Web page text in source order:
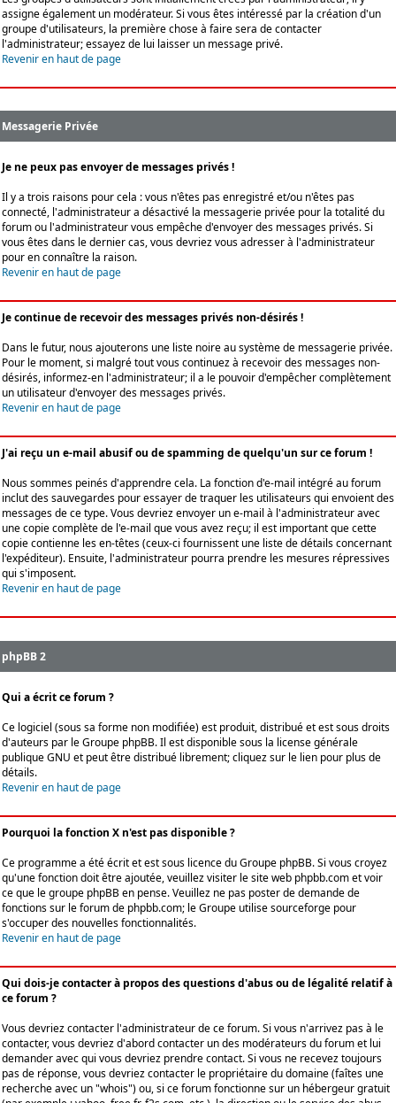
assigne également un modérateur. Si vous êtes intéressé par la création d'un
groupe d'utilisateurs, la première chose à faire sera de contacter
l'administrateur; essayez de lui laisser un message privé.
Revenir en haut de page
Messagerie Privée
Je ne peux pas envoyer de messages privés !
Il y a trois raisons pour cela : vous n'êtes pas enregistré et/ou n'êtes pas
connecté, l'administrateur a désactivé la messagerie privée pour la totalité du
forum ou l'administrateur vous empêche d'envoyer des messages privés. Si
vous êtes dans le dernier cas, vous devriez vous adresser à l'administrateur
pour en connaître la raison.
Revenir en haut de page
Je continue de recevoir des messages privés non-désirés !
Dans le futur, nous ajouterons une liste noire au système de messagerie privée.
Pour le moment, si malgré tout vous continuez à recevoir des messages non-
désirés, informez-en l'administrateur; il a le pouvoir d'empêcher complètement
un utilisateur d'envoyer des messages privés.
Revenir en haut de page
J'ai reçu un e-mail abusif ou de spamming de quelqu'un sur ce forum !
Nous sommes peinés d'apprendre cela. La fonction d'e-mail intégré au forum
inclut des sauvegardes pour essayer de traquer les utilisateurs qui envoient des
messages de ce type. Vous devriez envoyer un e-mail à l'administrateur avec
une copie complète de l'e-mail que vous avez reçu; il est important que cette
copie contienne les en-têtes (ceux-ci fournissent une liste de détails concernant
l'expéditeur). Ensuite, l'administrateur pourra prendre les mesures répressives
qui s'imposent.
Revenir en haut de page
phpBB 2
Qui a écrit ce forum ?
Ce logiciel (sous sa forme non modifiée) est produit, distribué et est sous droits
d'auteurs par leGroupe phpBB. Il est disponible sous la license générale
publique GNU et peut être distribué librement; cliquez sur le lien pour plus de
détails.
Revenir en haut de page
Pourquoi la fonction X n'est pas disponible ?
Ce programme a été écrit et est sous licence du Groupe phpBB. Si vous croyez
qu'une fonction doit être ajoutée, veuillez visiter le site web phpbb.com et voir
ce que le groupe phpBB en pense. Veuillez ne pas poster de demande de
fonctions sur le forum de phpbb.com; le Groupe utilise sourceforge pour
s'occuper des nouvelles fonctionnalités.
Revenir en haut de page
Qui dois-je contacter à propos des questions d'abus ou de légalité relatif à
ce forum ?
Vous devriez contacter l'administrateur de ce forum. Si vous n'arrivez pas à le
contacter, vous devriez d'abord contacter un des modérateurs du forum et lui
demander avec qui vous devriez prendre contact. Si vous ne recevez toujours
pas de réponse, vous devriez contacter le propriétaire du domaine (faîtes une
recherche avec un "whois") ou, si ce forum fonctionne sur un hébergeur gratuit